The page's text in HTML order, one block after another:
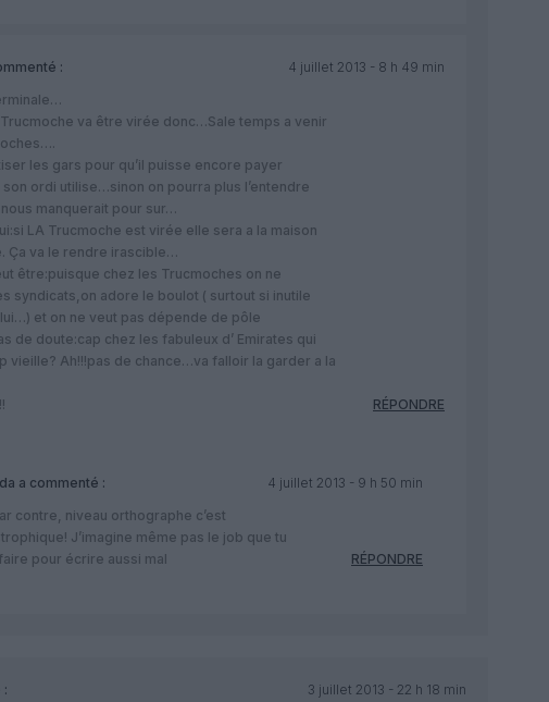
:
4 juillet 2013 - 8 h 49 min
Trucmoche va être virée donc…Sale temps a venir
les gars pour qu’il puisse encore payer
son ordi utilise…sinon on pourra plus l’entendre
manquerait pour sur…
LA Trucmoche est virée elle sera a la maison
Ça va le rendre irascible…
être:puisque chez les Trucmoches on ne
syndicats,on adore le boulot ( surtout si inutile
et on ne veut pas dépende de pôle
de doute:cap chez les fabuleux d’ Emirates qui
vieille? Ah!!!pas de chance…va falloir la garder a la
RÉPONDRE
a commenté :
4 juillet 2013 - 9 h 50 min
contre, niveau orthographe c’est
J’imagine même pas le job que tu
pour écrire aussi mal
RÉPONDRE
: 3 juillet 2013 - 22 h 18 min